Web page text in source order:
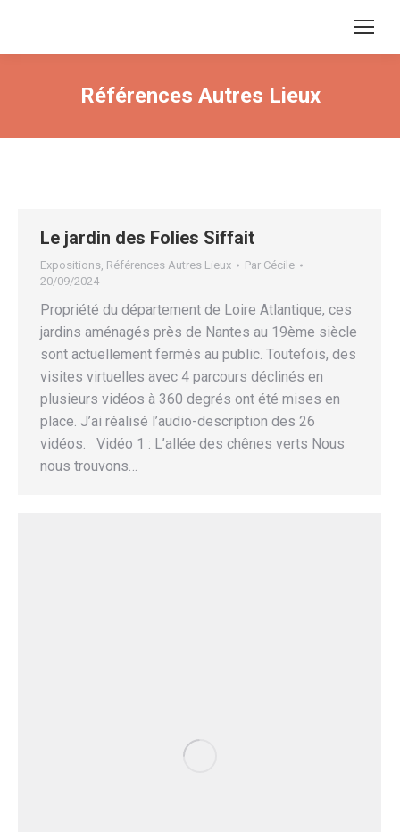
Références Autres Lieux
Le jardin des Folies Siffait
Expositions, Références Autres Lieux Par Cécile
20/09/2024
Propriété du département de Loire Atlantique, ces
jardins aménagés près de Nantes au 19ème siècle
sont actuellement fermés au public. Toutefois, des
visites virtuelles avec 4 parcours déclinés en
plusieurs vidéos à 360 degrés ont été mises en
place. J’ai réalisé l’audio-description des 26
vidéos. Vidéo 1 : L’allée des chênes verts Nous
nous trouvons…